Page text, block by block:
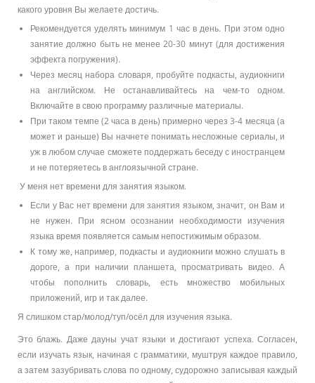
какого уровня Вы желаете достичь.
Рекомендуется уделять минимум 1 час в день. При этом одно
занятие должно быть не менее 20-30 минут (для достижения
эффекта погружения).
Через месяц набора словаря, пробуйте подкасты, аудиокниги
на английском. Не останавливайтесь на чем-то одном.
Включайте в свою программу различные материалы.
При таком темпе (2 часа в день) примерно через 3-4 месяца (а
может и раньше) Вы начнете понимать несложные сериалы, и
уж в любом случае сможете поддержать беседу с иностранцем
и не потеряетесь в англоязычной стране.
У меня нет времени для занятия языком.
Если у Вас нет времени для занятия языком, значит, он Вам и
не нужен. При ясном осознании необходимости изучения
языка время появляется самым непостижимым образом.
К тому же, например, подкасты и аудиокниги можно слушать в
дороге, а при наличии планшета, просматривать видео. А
чтобы пополнить словарь, есть множество мобильных
приложений, игр и так далее.
Я слишком стар/молод/туп/осёл для изучения языка.
Это блажь. Даже дауны учат языки и достигают успеха. Согласен,
если изучать язык, начиная с грамматики, муштруя каждое правило,
а затем зазубривать слова по одному, судорожно записывая каждый